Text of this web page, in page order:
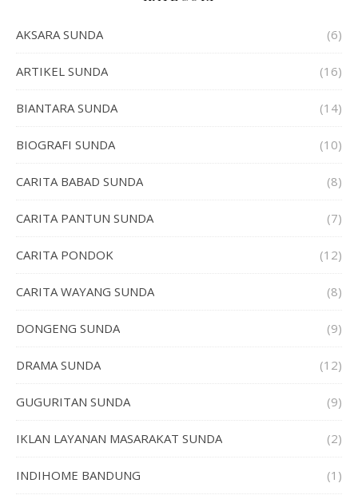
AKSARA SUNDA (6)
ARTIKEL SUNDA (16)
BIANTARA SUNDA (14)
BIOGRAFI SUNDA (10)
CARITA BABAD SUNDA (8)
CARITA PANTUN SUNDA (7)
CARITA PONDOK (12)
CARITA WAYANG SUNDA (8)
DONGENG SUNDA (9)
DRAMA SUNDA (12)
GUGURITAN SUNDA (9)
IKLAN LAYANAN MASARAKAT SUNDA (2)
INDIHOME BANDUNG (1)